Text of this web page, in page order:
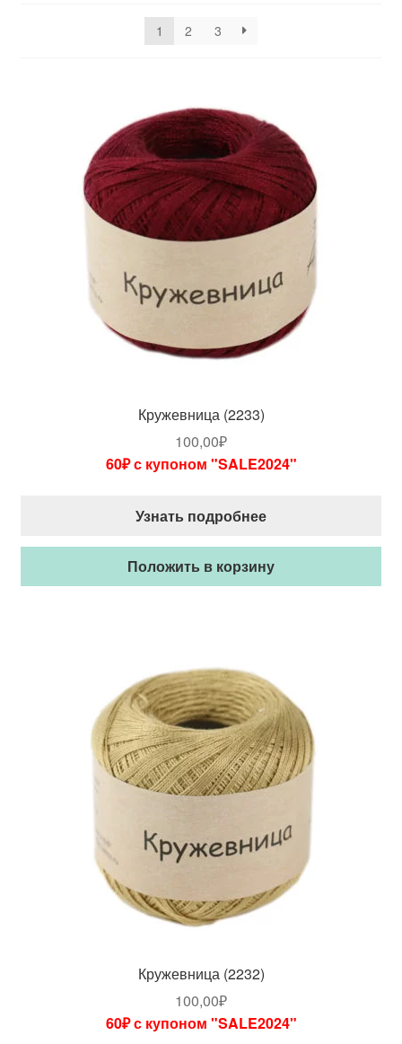
1 2 3
Кружевница (2233)
100,00₽
60₽ с купоном "SALE2024"
Узнать подробнее
Положить в корзину
Кружевница (2232)
100,00₽
60₽ с купоном "SALE2024"